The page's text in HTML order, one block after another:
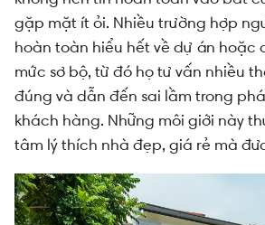
gặp mặt ít ỏi. Nhiều trường hợp
hoàn toàn hiểu hết về dự án hoặc
mức sơ bộ, từ đó họ tư vấn nhiều
đúng và dẫn đến sai lầm trong
khách hàng. Những môi giới này
tâm lý thích nhà đẹp, giá rẻ mà